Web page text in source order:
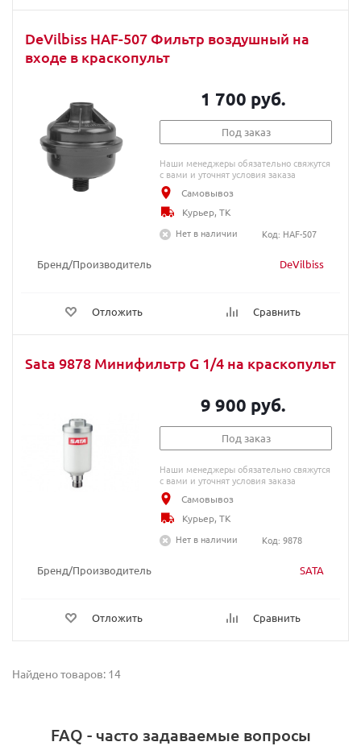
DeVilbiss HAF-507 Фильтр воздушный на
входе в краскопульт
Бренд/Производитель DeVilbiss
Отложить Сравнить
1 700 руб.
Под заказ
Наши менеджеры обязательно свяжутся
с вами и уточнят условия заказа
Самовывоз
Курьер, ТК
Нет в наличии
Код: HAF-507
Sata 9878 Минифильтр G 1/4 на краскопульт
Бренд/Производитель SATA
Отложить Сравнить
9 900 руб.
Под заказ
Наши менеджеры обязательно свяжутся
с вами и уточнят условия заказа
Самовывоз
Курьер, ТК
Нет в наличии
Код: 9878
Найдено товаров: 14
FAQ - часто задаваемые вопросы